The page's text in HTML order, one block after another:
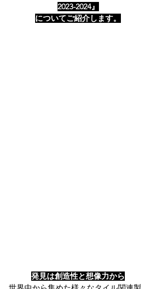
2023-2024』
についてご紹介します。
発見は創造性と想像力から